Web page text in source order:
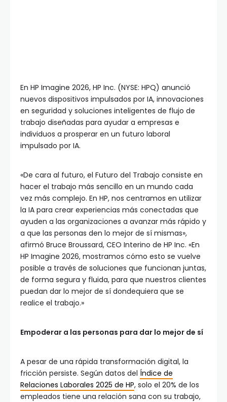
En HP Imagine 2026, HP Inc. (NYSE: HPQ) anunció
nuevos dispositivos impulsados por IA, innovaciones
en seguridad y soluciones inteligentes de flujo de
trabajo diseñadas para ayudar a empresas e
individuos a prosperar en un futuro laboral
impulsado por IA.
«De cara al futuro, el Futuro del Trabajo consiste en
hacer el trabajo más sencillo en un mundo cada
vez más complejo. En HP, nos centramos en utilizar
la IA para crear experiencias más conectadas que
ayuden a las organizaciones a avanzar más rápido y
a que las personas den lo mejor de sí mismas»,
afirmó Bruce Broussard, CEO Interino de HP Inc. «En
HP Imagine 2026, mostramos cómo esto se vuelve
posible a través de soluciones que funcionan juntas,
de forma segura y fluida, para que nuestros clientes
puedan dar lo mejor de sí dondequiera que se
realice el trabajo.»
Empoderar a las personas para dar lo mejor de sí
A pesar de una rápida transformación digital, la
fricción persiste. Según datos del Índice de
Relaciones Laborales 2025 de HP, solo el 20% de los
empleados tiene una relación sana con su trabajo,